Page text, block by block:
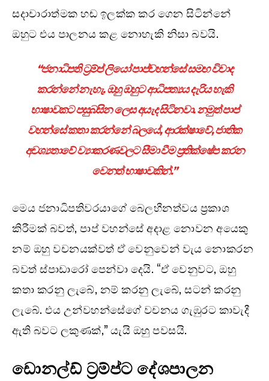
සදාචාරාත්මක හඬ ඉලක්ක කර ගෙන සිටින්නේ
ඔහුට එය පාලනය කළ නොහැකි නිසා බවයි.
“ජනාධිපති ට්‍රම්ප් ලියෝ පාප්වහන්සේ සමඟ විවාද
කරන්නේ නැහැ. ඔහු ඔහුට ආධිපත්‍යය දැරිය හැකි
භාෂාවකට පසුබසින ලෙස අයැද සිටිනවා. නමුත් පාප්
වහන්සේ කතා කරන්නේ බලයේ, ආරක්ෂාවේ, ජාතික
අවශ්‍යතාවේ ව්‍යාකරණවලට සීමා වීම ප්‍රතික්ෂේප කරන
වෙනත් භාෂාවකින්.”
මෙය ජනාධිපතිවරයාගේ බෙලහීනත්වය ප්‍රකාශ
කිරීමක් බවත්, පාප් වහන්සේ අදාළ නොවන අයෙකු
නම් ඔහු වචනයක්වත් ඒ වෙනුවෙන් වැය නොකරන
බවත් ස්පාඩාරෝ පෙන්වා දෙයි. “ඒ වෙනුවට, ඔහු
කතා කරනු ලැබේ, නම් කරනු ලැබේ, සටන් කරනු
ලැබේ. එය උන්වහන්සේගේ වචනය ගැඹුරට කාවැදී
ඇති බවට ලකුණක්,” යැයි ඔහු පවසයි.
ඩොනල්ඩ් ට්‍රම්ප්ට දේශපාලන